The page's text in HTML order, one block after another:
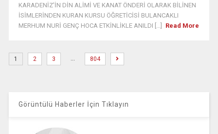
KARADENİZ'İN DİN ALİMİ VE KANAT ÖNDERİ OLARAK BİLİNEN
İSİMLERİNDEN KURAN KURSU ÖĞRETİCİSİ BULANCAKLI
MERHUM NURİ GENÇ HOCA ETKİNLİKLE ANILDI [...]
Read More
1 2 3 … 804
Görüntülü Haberler İçin Tıklayın